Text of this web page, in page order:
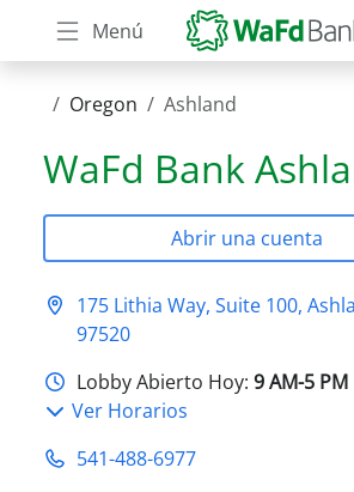
Skip
to
Menú
Oregon Ashland
WaFd Bank
Abrir una cuenta
175 Lithia Way, Suite 100,
97520
Lobby Abierto Hoy: 9 AM-5 PM
Ver Horarios
541-488-6977